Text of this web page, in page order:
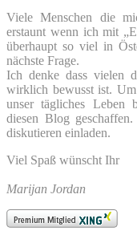
Viele Menschen die
erstaunt wenn ich mit
überhaupt so viel in
nächste Frage.
Ich denke dass vielen
wirklich bewusst ist.
unser tägliches Leben
diesen Blog
diskutieren einladen.
Viel Spaß wünscht Ihr
Marijan Jordan